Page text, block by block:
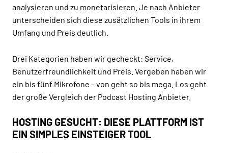
analysieren und zu monetarisieren. Je nach Anbieter
unterscheiden sich diese zusätzlichen Tools in ihrem
Umfang und Preis deutlich.
Drei Kategorien haben wir gecheckt: Service,
Benutzerfreundlichkeit und Preis. Vergeben haben wir
ein bis fünf Mikrofone – von geht so bis mega. Los geht
der große Vergleich der Podcast Hosting Anbieter.
HOSTING GESUCHT: DIESE PLATTFORM IST
EIN SIMPLES EINSTEIGER TOOL